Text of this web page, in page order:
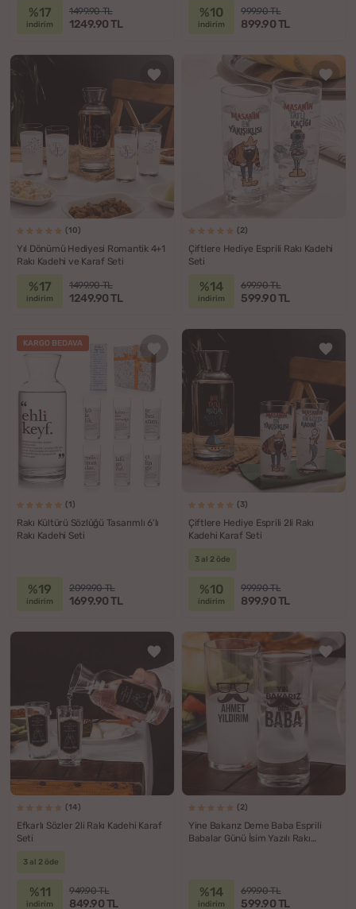
%17
indirim
1499.90 TL
1249.90 TL
%10
indirim
999.90 TL
899.90 TL
(10)
Yıl Dönümü Hediyesi Romantik 4+1
Rakı Kadehi ve Karaf Seti
%17
indirim
1499.90 TL
1249.90 TL
(2)
Çiftlere Hediye Esprili Rakı Kadehi
Seti
%14
indirim
699.90 TL
599.90 TL
KARGO BEDAVA
(1)
Rakı Kültürü Sözlüğü Tasarımlı 6'lı
Rakı Kadehi Seti
%19
indirim
2099.90 TL
1699.90 TL
(3)
Çiftlere Hediye Esprili 2li Rakı
Kadehi Karaf Seti
3 al 2 öde
%10
indirim
999.90 TL
899.90 TL
(14)
Efkarlı Sözler 2li Rakı Kadehi Karaf
Seti
3 al 2 öde
%11
indirim
949.90 TL
849.90 TL
(2)
Yine Bakarız Deme Baba Esprili
Babalar Günü İsim Yazılı Rakı
%14
indirim
699.90 TL
599.90 TL